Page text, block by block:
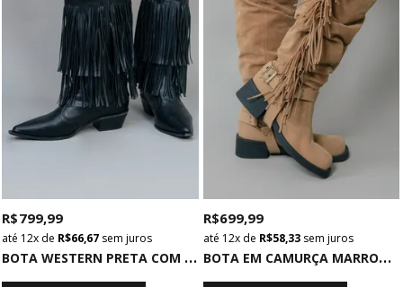
B
OTA WESTERN PRETA COM FRANJAS
R$ 799,99
12x de R$ 66,67 sem juros
B
OTA EM CAMURÇA MARROM COM FRANJAS
R$ 699,99
12xde R$ 58,33sem juros